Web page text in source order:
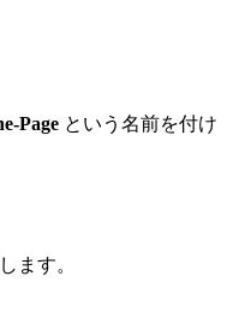
Page という名前を付け
ます。